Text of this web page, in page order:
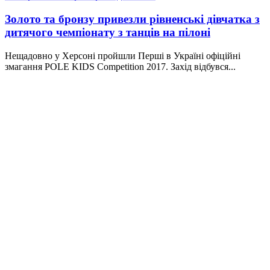
Золото та бронзу привезли рівненські дівчатка з
дитячого чемпіонату з танців на пілоні
Нещадовно у Херсоні пройшли Перші в Україні офіційні
змагання POLE KIDS Competition 2017. Захід відбувся...